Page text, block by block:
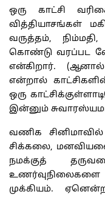
ஒரு காட்சி
வித்தியாசங்கள்
வருத்தம்,
கொண்டு வரப்பட
என்கிறார்.
என்றால்
ஒரு
இன்னும்
வணிக சினிமாவில்
சிக்கலை,
நமக்குத்
முக்கியம்.